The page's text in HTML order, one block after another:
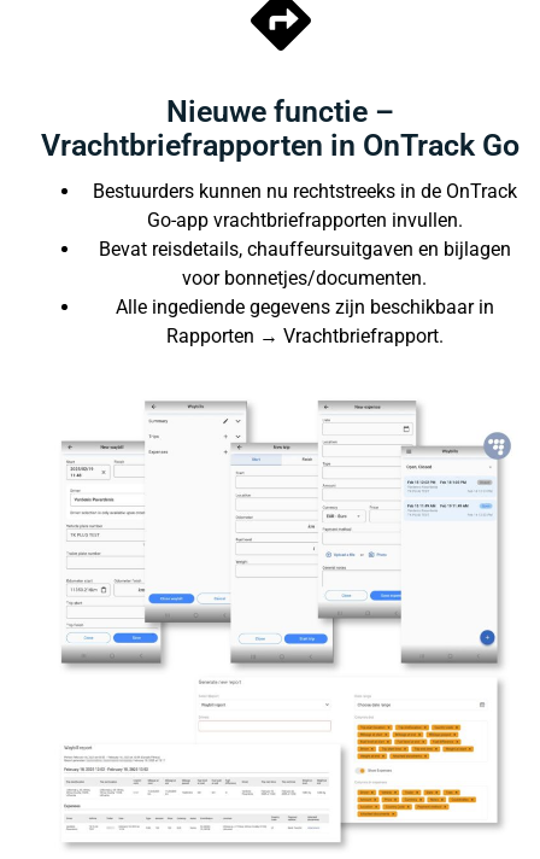
Nieuwe functie –
Vrachtbriefrapporten in OnTrack Go
Bestuurders kunnen nu rechtstreeks in de OnTrack
Go-app vrachtbriefrapporten invullen.
Bevat reisdetails, chauffeursuitgaven en bijlagen
voor bonnetjes/documenten.
Alle ingediende gegevens zijn beschikbaar in
Rapporten → Vrachtbriefrapport.